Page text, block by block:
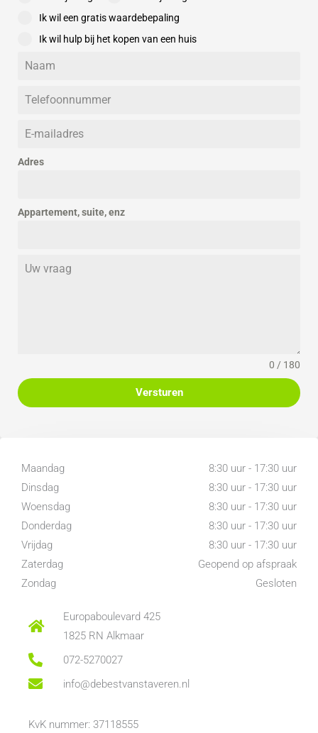
Ik wil een gratis waardebepaling
Ik wil hulp bij het kopen van een huis
Adres
Appartement, suite, enz
0 / 180
Versturen
Maandag
8:30 uur - 17:30 uur
Dinsdag
8:30 uur - 17:30 uur
Woensdag
8:30 uur - 17:30 uur
Donderdag
8:30 uur - 17:30 uur
Vrijdag
8:30 uur - 17:30 uur
Zaterdag
Geopend op afspraak
Zondag
Gesloten
Europaboulevard 425
1825 RN Alkmaar
072-5270027
info@debestvanstaveren.nl
KvK nummer: 37118555